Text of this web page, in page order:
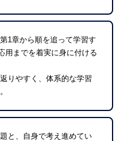
1章から順を追って学習す
用までを着実に身に付ける
りやすく、体系的な学習
と、自身で考え進めてい